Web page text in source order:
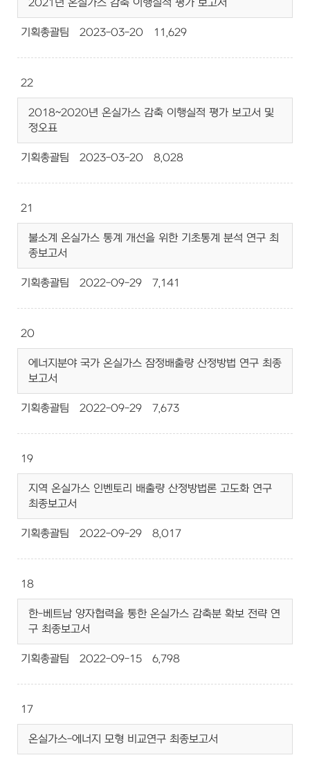
2021년 온실가스 감축 이행실적 평가 보고서
기획총괄팀 2023-03-20 11,629
22
2018~2020년 온실가스 감축 이행실적 평가 보고서 및
정오표
기획총괄팀 2023-03-20 8,028
21
불소계 온실가스 통계 개선을 위한 기초통계 분석 연구 최
종보고서
기획총괄팀 2022-09-29 7,141
20
에너지분야 국가 온실가스 잠정배출량 산정방법 연구 최종
보고서
기획총괄팀 2022-09-29 7,673
19
지역 온실가스 인벤토리 배출량 산정방법론 고도화 연구
최종보고서
기획총괄팀 2022-09-29 8,017
18
한-베트남 양자협력을 통한 온실가스 감축분 확보 전략 연
구 최종보고서
기획총괄팀 2022-09-15 6,798
17
온실가스-에너지 모형 비교연구 최종보고서